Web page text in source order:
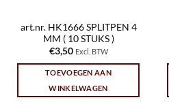
art.nr. HK1666 SPLITPEN 4
MM ( 10 STUKS )
€3,50 Excl. BTW
TOEVOEGEN AAN
WINKELWAGEN